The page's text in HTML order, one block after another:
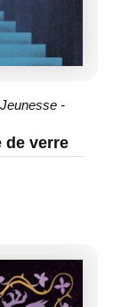
Jeunesse -
de verre